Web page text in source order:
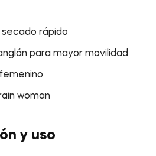
secado rápido
para mayor movilidad
woman
y uso